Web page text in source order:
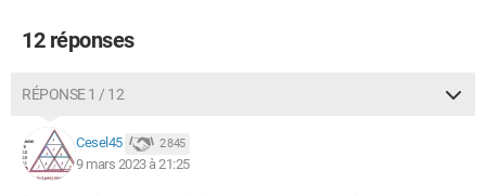
12 réponses
RÉPONSE 1 / 12
Cesel45 2 845
9 mars 2023 à 21:25